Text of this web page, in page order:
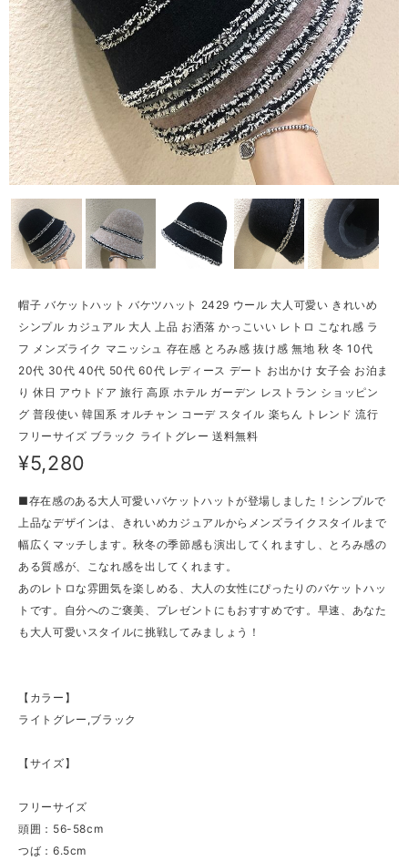
帽子 バケットハット バケツハット 2429 ウール 大人可愛い きれいめ
シンプル カジュアル 大人 上品 お洒落 かっこいい レトロ こなれ感 ラ
フ メンズライク マニッシュ 存在感 とろみ感 抜け感 無地 秋 冬 10代
20代 30代 40代 50代 60代 レディース デート お出かけ 女子会 お泊ま
り 休日 アウトドア 旅行 高原 ホテル ガーデン レストラン ショッピン
グ 普段使い 韓国系 オルチャン コーデ スタイル 楽ちん トレンド 流行
フリーサイズ ブラック ライトグレー 送料無料
¥5,280
■存在感のある大人可愛いバケットハットが登場しました！シンプルで
上品なデザインは、きれいめカジュアルからメンズライクスタイルまで
幅広くマッチします。秋冬の季節感も演出してくれますし、とろみ感の
ある質感が、こなれ感を出してくれます。
あのレトロな雰囲気を楽しめる、大人の女性にぴったりのバケットハッ
トです。自分へのご褒美、プレゼントにもおすすめです。早速、あなた
も大人可愛いスタイルに挑戦してみましょう！
【カラー】
ライトグレー,ブラック
【サイズ】
フリーサイズ
頭囲：56-58cm
つば：6.5cm